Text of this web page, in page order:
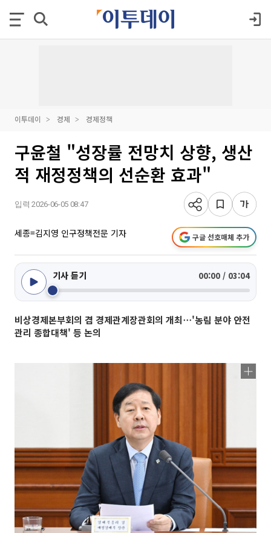
이투데이 경제 경제정책
구윤철 "성장률 전망치 상향, 생산
적 재정정책의 선순환 효과"
입력 2026-06-05 08:47
세종=김지영 인구정책전문 기자 구글 선호매체 추가
기사 듣기 00:00 / 03:04
비상경제본부회의 겸 경제관계장관회의 개최⋯'농림 분야 안전
관리 종합대책' 등 논의